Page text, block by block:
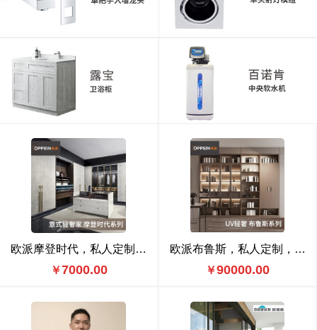
￥7000.00
￥90000.00